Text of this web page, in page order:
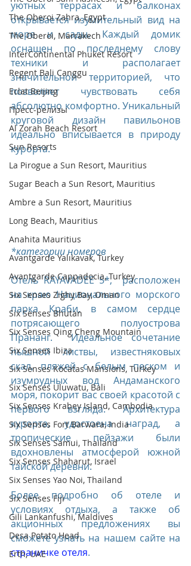
The Oberoi Zahra, Egypt
The Oberoi, Marrakech
InterContinental Phuket Resort
Regent Bali Canggu
Eclat Beijing
Пресс-релизы
Al Zorah Beach Resort
Sun Resorts
La Pirogue a Sun Resort, Mauritius
Sugar Beach a Sun Resort, Mauritius
Ambre a Sun Resort, Mauritius
Long Beach, Mauritius
Anahita Mauritius
Avantgarde Yalıkavak, Turkey
Avantgarde Cappadocia, Turkey
Six Senses Zighy Bay, Oman
Six Senses Bhutan
Six Senses Qing Cheng Mountain
Six Senses Ibiza
Six Senses Kocatas Mansions, Turkey
Six Senses Uluwatu, Bali
Six Senses Krabey Island, Cambodia
Six Senses Fort Barwara, India
Six Senses Samui, Thailand
Six Senses Shaharut, Israel
Six Senses Yao Noi, Thailand
Six Senses Fiji
Gili Lankanfushi, Maldives
Desa Potato Head
Erth, UAE
уютных террасах и балконах
открывается изумительный вид на
море и сады. Каждый домик
оснащен по последнему слову
техники и располагает
значительной территорией, что
позволяет чувствовать себя
абсолютно комфортно. Уникальный
круговой дизайн павильонов
идеально вписывается в природу
курорта.
*категории номеров
Отель RAYAVADEE 5*,  расположен
на краю Национального морского
парка Краби, в самом сердце
потрясающего полуострова
Прананг.  Идеальное сочетание
пышной листвы, известняковых
скал, пляжей с белым песком и
изумрудных вод Андаманского
моря, покорит вас своей красотой с
первого взгляда. Архитектура
курорта, удостоена наград, а
тропические пейзажи были
вдохновлены атмосферой южной
тайской деревни.
Более подробно об отеле и
условиях отдыха, а также об
акционных предложениях вы
страничке отеля.